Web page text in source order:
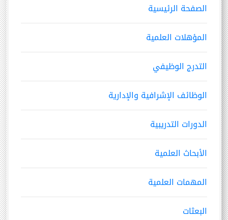
الصفحة الرئيسية
المؤهلات العلمية
التدرج الوظيفي
الوظائف الإشرافية والإدارية
الدورات التدريبية
الأبحاث العلمية
المهمات العلمية
البعثات